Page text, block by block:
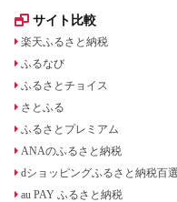
サイト比較
楽天ふるさと納税
ふるなび
ふるさとチョイス
さとふる
ふるさとプレミアム
ANAのふるさと納税
dショッピングふるさと納税百選
au PAY ふるさと納税